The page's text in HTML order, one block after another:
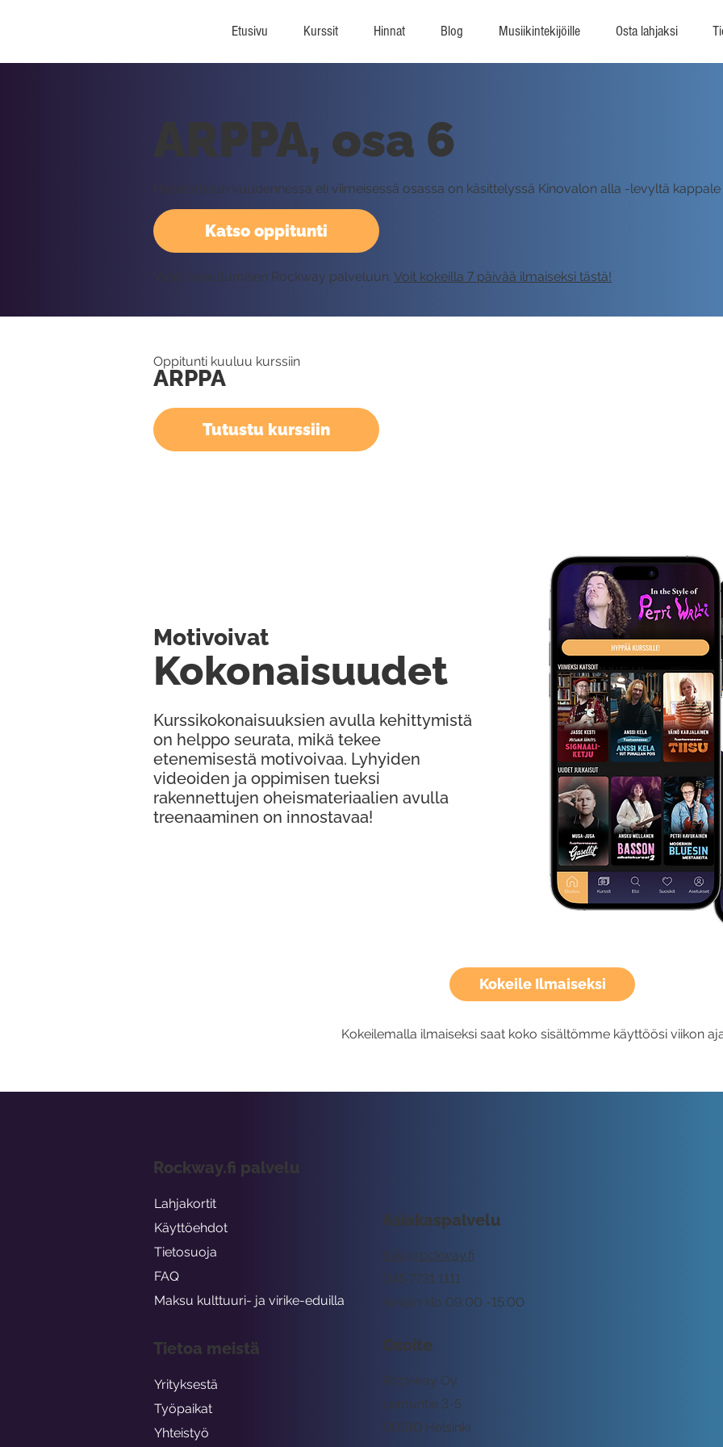
Etusivu Kurssit Hinnat Blog Musiikintekijöille Osta lahjaksi
Kokeile Ilmaiseksi
Kokeilemalla ilmaiseksi saat koko sisältömme käyttöösi viikon
Katso oppitunti
ARPPA, osa 6
Haastattelun kuudennessa eli viimeisessä osassa on käsittelyssä Kinovalon alla -levyltä
Vaatii kirjautumisen Rockway palveluun. Voit kokeilla 7 päivää ilmaiseksi tästä!
Oppitunti kuuluu kurssiin
ARPPA
Tutustu kurssiin
Kurssikokonaisuuksien avulla kehittymistä
on helppo seurata, mikä tekee
etenemisestä motivoivaa. Lyhyiden
videoiden ja oppimisen tueksi
rakennettujen oheismateriaalien avulla
treenaaminen on innostavaa!
Kokonaisuudet
Motivoivat
Asiakaspalvelu
tuki@rockway.fi
Arkisin klo 09:00 -15:00
045 7731 1111
Osoite
Rockway Oy
Lemuntie 3-5
00510 Helsinki
Rockway.fi palvelu
Lahjakortit
Käyttöehdot
Tietosuoja
FAQ
Maksu kulttuuri- ja virike-eduilla
Tietoa meistä
Yrityksestä
Työpaikat
Yhteistyö